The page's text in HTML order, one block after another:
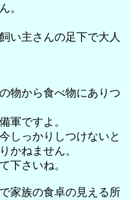
。
い主さんの足下で大人
物から食べ物にありつ
軍ですよ。
しっかりしつけないと
かねません。
下さいね。
家族の食卓の見える所